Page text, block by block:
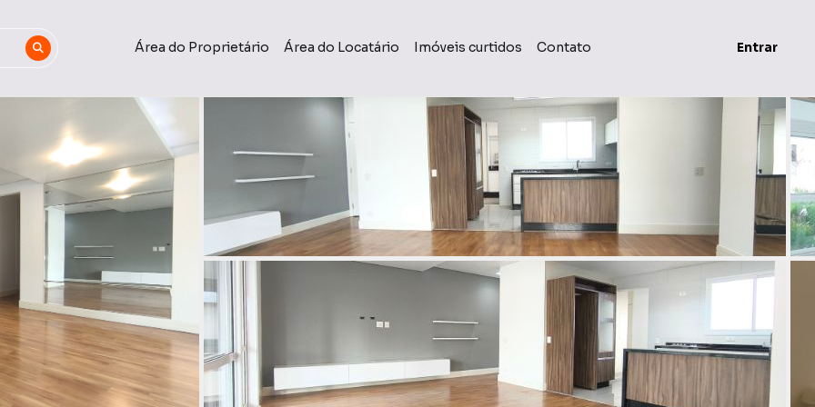
Área do Proprietário Área do Locatário Imóveis curtidos Contato Entrar